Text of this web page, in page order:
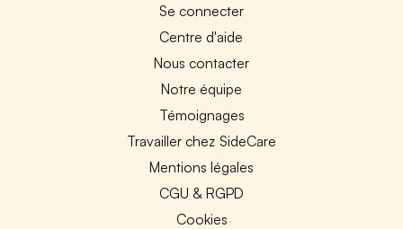
Se connecter
Centre d'aide
Nous contacter
Notre équipe
Témoignages
Travailler chez SideCare
Mentions légales
CGU & RGPD
Cookies